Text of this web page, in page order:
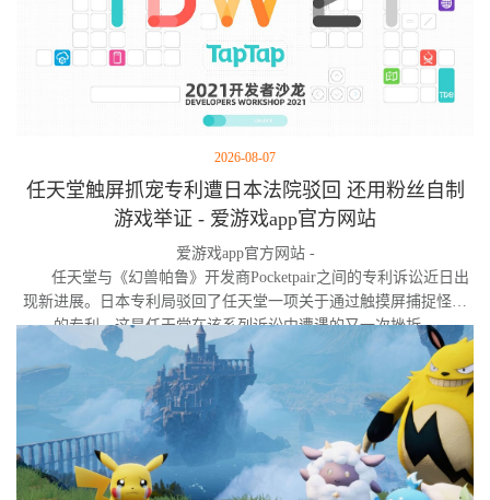
2026-08-07
任天堂触屏抓宠专利遭日本法院驳回 还用粉丝自制
游戏举证 - 爱游戏app官方网站
爱游戏app官方网站 -
任天堂与《幻兽帕鲁》开发商Pocketpair之间的专利诉讼近日出
现新进展。日本专利局驳回了任天堂一项关于通过触摸屏捕捉怪物
的专利，这是任天堂在该系列诉讼中遭遇的又一次挫折。